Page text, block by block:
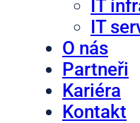
IT
IT
O nás
Partneři
Kariéra
Kontakt